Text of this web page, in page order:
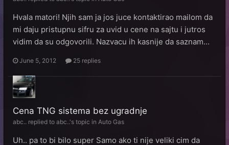
Hvala matori! Njih sam ja jos juce kontaktirao mailom da
mi daju pristupnu sifru za uvid u cene na sajtu i jutros
vidim da su odgovorili. Nazvacu ih kasnije da saznam...
June 5, 2012 25 replies
Cena TNG sistema bez ugradnje
abc.. replied to abc..'s topic in Auto Gas
Uh.. pa to bi bilo super Samo ako ti nije veliki cim da